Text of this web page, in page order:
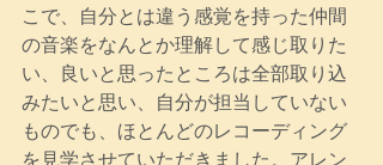
こで、自分とは違う感覚を持った仲間
の音楽をなんとか理解して感じ取りた
い、良いと思ったところは全部取り込
みたいと思い、自分が担当していない
ものでも、ほとんどのレコーディング
を見学させていただきました。アレン